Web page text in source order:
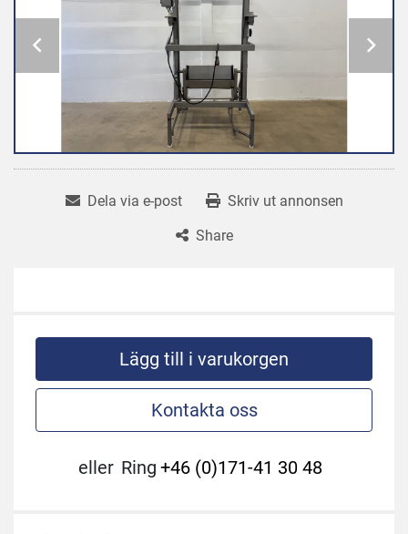
Dela via e-post
Skriv ut annonsen
Share
Lägg till i varukorgen
Kontakta oss
eller Ring +46 (0)171-41 30 48